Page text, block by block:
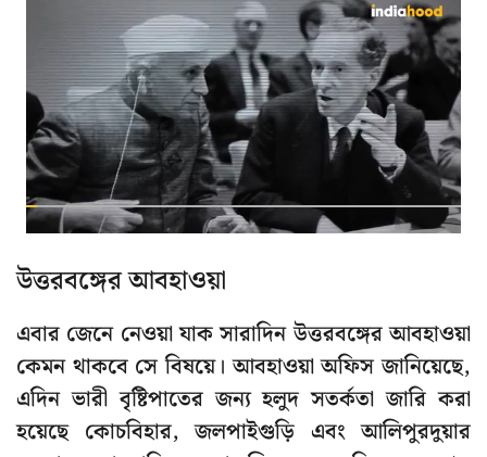
উত্তরবঙ্গের আবহাওয়া
এবার জেনে নেওয়া যাক সারাদিন উত্তরবঙ্গের আবহাওয়া
কেমন থাকবে সে বিষয়ে। আবহাওয়া অফিস জানিয়েছে,
এদিন ভারী বৃষ্টিপাতের জন্য হলুদ সতর্কতা জারি করা
হয়েছে কোচবিহার, জলপাইগুড়ি এবং আলিপুরদুয়ার